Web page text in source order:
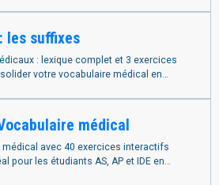
les suffixes
: lexique complet et 3 exercices
votre vocabulaire médical en
médical
avec 40 exercices interactifs
pour les étudiants AS, AP et IDE en